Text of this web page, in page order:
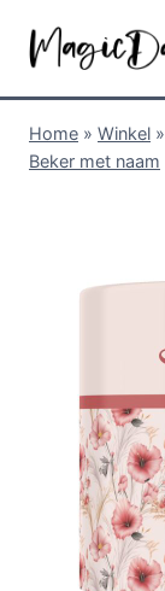
Home » Winkel »
Beker met naam